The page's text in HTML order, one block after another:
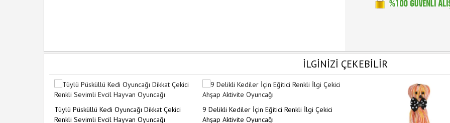
İLGİNİZİ ÇEKEBİLİR
Tüylü Püsküllü Kedi Oyuncağı Dikkat Çekici
Renkli Sevimli Evcil Hayvan Oyuncağı
9 Delikli Kediler İçin Eğitici Renkli İlgi Çekici
Ahşap Aktivite Oyuncağı